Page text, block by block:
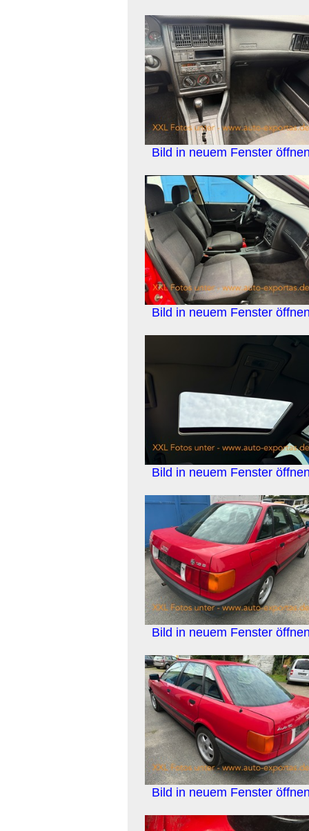
Bild in neuem Fenster
Bild in neuem Fenster
Bild in neuem Fenster
Bild in neuem Fenster
Bild in neuem Fenster